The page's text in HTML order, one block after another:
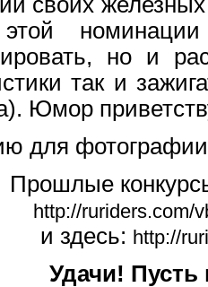
номинации
но и
так и
Юмор
для
Прошлые
http://ruriders.com/
и здесь: http://
Удачи!